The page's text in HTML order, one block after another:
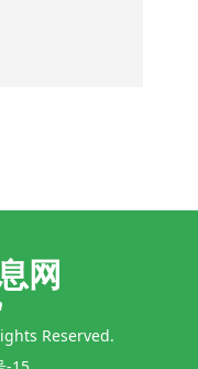
网
Reserved.